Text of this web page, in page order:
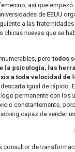
así que empezó
de EEUU
a las
chicas nuevas que se
pero todos
la psicología, las
a toda velocidad de
igual de rápido.
permanente con los
constantemente,
capaz de vender
consultor de